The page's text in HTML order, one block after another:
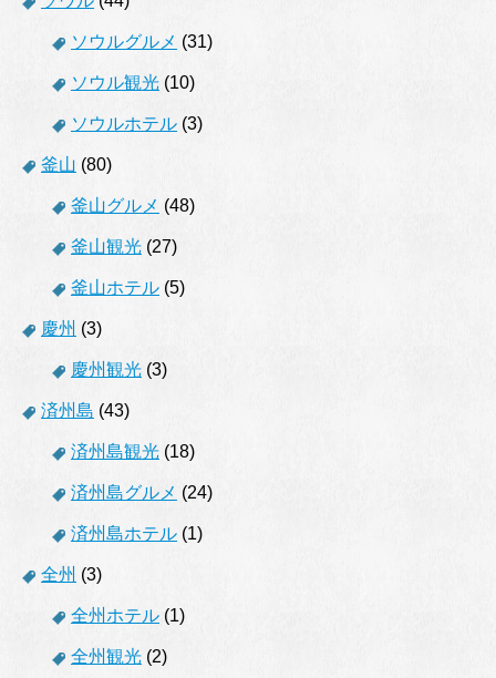
ソウルグルメ (31)
ソウル観光 (10)
ソウルホテル (3)
釜山 (80)
釜山グルメ (48)
釜山観光 (27)
釜山ホテル (5)
慶州 (3)
慶州観光 (3)
済州島 (43)
済州島観光 (18)
済州島グルメ (24)
済州島ホテル (1)
全州 (3)
全州ホテル (1)
全州観光 (2)